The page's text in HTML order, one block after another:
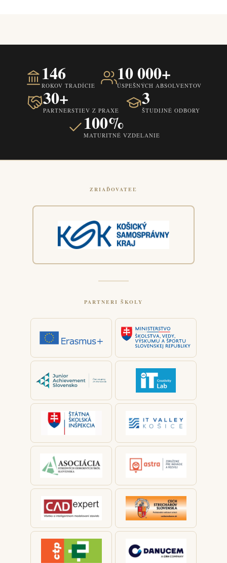
146
ROKOV TRADÍCIE
10 000+
ÚSPEŠNÝCH ABSOLVENTOV
30+
PARTNERSTIEV Z PRAXE
3
ŠTUDIJNÉ ODBORY
100%
MATURITNÉ VZDELANIE
ZRIAĎOVATEĽ
PARTNERI ŠKOLY